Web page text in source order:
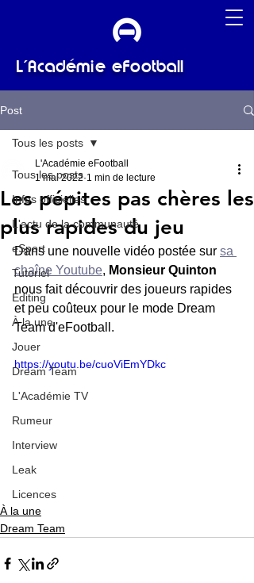
L'Académie eFootball
Post
Tous les posts
Infos officielles
L'actu de la communauté
eSport
Tutoriel
Editing
À la une
Jouer
Dream Team
L'Académie TV
Rumeur
Interview
Leak
Licences
Tous les posts
Les pépites pas chères les
plus rapides du jeu
L'Académie eFootball
1 mai 2022 1 min de lecture
Dans une nouvelle vidéo postée sur sa
chaîne Youtube, Monsieur Quinton
nous fait découvrir des joueurs rapides
et peu coûteux pour le mode Dream
Team d'eFootball.
https://youtu.be/cuoViEmYDkc
À la une
Dream Team